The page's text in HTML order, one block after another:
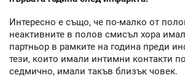
Интересно е също, че по-малко от
неактивните в полов смисъл хора
партньор в рамките на година преди
тези, които имали интимни контакти
седмично, имали такъв близък човек.